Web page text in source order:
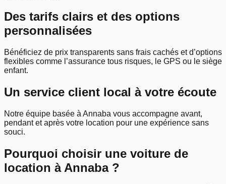
Des tarifs clairs et des options
personnalisées
Bénéficiez de prix transparents sans frais cachés et d’options
flexibles comme l’assurance tous risques, le GPS ou le siège
enfant.
Un service client local à votre écoute
Notre équipe basée à Annaba vous accompagne avant,
pendant et après votre location pour une expérience sans
souci.
Pourquoi choisir une voiture de
location à Annaba ?